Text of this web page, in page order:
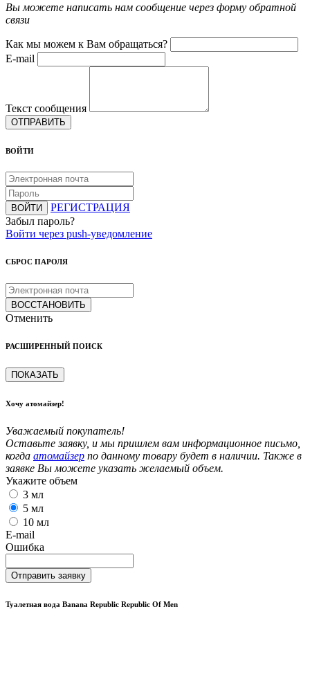
Вы можете написать нам сообщение через форму обратной
связи
Как мы можем к Вам обращаться?
E-mail
Текст сообщения
ОТПРАВИТЬ
ВОЙТИ
ВОЙТИ
РЕГИСТРАЦИЯ
Забыл пароль?
Войти через push-уведомление
СБРОС ПАРОЛЯ
ВОССТАНОВИТЬ
Отменить
РАСШИРЕННЫЙ ПОИСК
ПОКАЗАТЬ
Хочу атомайзер!
Уважаемый покупатель!
Оставьте заявку, и мы пришлем вам информационное письмо,
когда атомайзер по данному товару будет в наличии. Также в
заявке Вы можете указать желаемый объем.
Укажите объем
3 мл
5 мл
10 мл
E-mail
Ошибка
Отправить заявку
Туалетная вода Banana Republic Republic Of Men